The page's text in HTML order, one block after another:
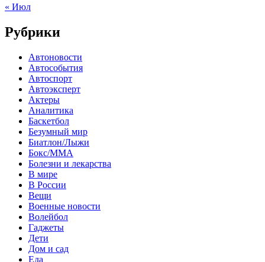
« Июл
Рубрики
Автоновости
Автособытия
Автоспорт
Автоэксперт
Актеры
Аналитика
Баскетбол
Безумный мир
Биатлон/Лыжи
Бокс/MMA
Болезни и лекарства
В мире
В России
Вещи
Военные новости
Волейбол
Гаджеты
Дети
Дом и сад
Еда